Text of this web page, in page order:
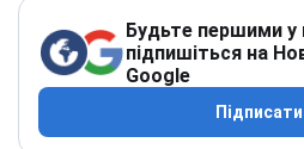
Будьте першими у
підпишіться на
Google